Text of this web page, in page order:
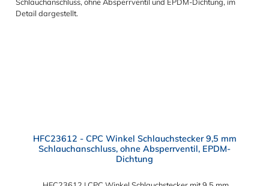
HFC23612 - CPC Winkel Schlauchstecker 9,5 mm
Schlauchanschluss, ohne Absperrventil, EPDM-
Dichtung